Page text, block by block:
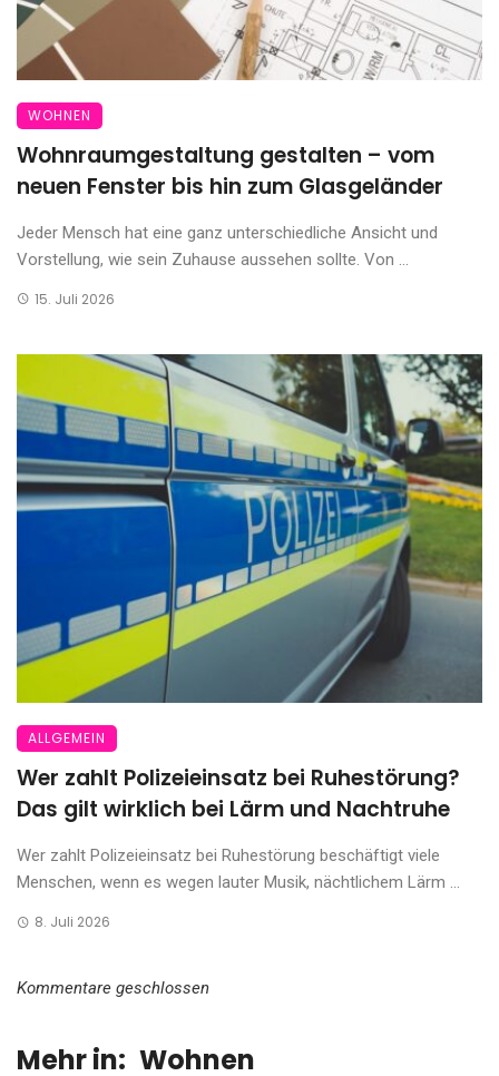
WOHNEN
Wohnraumgestaltung gestalten – vom
neuen Fenster bis hin zum Glasgeländer
Jeder Mensch hat eine ganz unterschiedliche Ansicht und
Vorstellung, wie sein Zuhause aussehen sollte. Von ...
15. Juli 2026
ALLGEMEIN
Wer zahlt Polizeieinsatz bei Ruhestörung?
Das gilt wirklich bei Lärm und Nachtruhe
Wer zahlt Polizeieinsatz bei Ruhestörung beschäftigt viele
Menschen, wenn es wegen lauter Musik, nächtlichem Lärm ...
8. Juli 2026
Kommentare geschlossen
Mehr in: Wohnen